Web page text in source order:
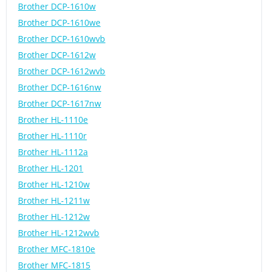
Brother DCP-1610w
Brother DCP-1610we
Brother DCP-1610wvb
Brother DCP-1612w
Brother DCP-1612wvb
Brother DCP-1616nw
Brother DCP-1617nw
Brother HL-1110e
Brother HL-1110r
Brother HL-1112a
Brother HL-1201
Brother HL-1210w
Brother HL-1211w
Brother HL-1212w
Brother HL-1212wvb
Brother MFC-1810e
Brother MFC-1815